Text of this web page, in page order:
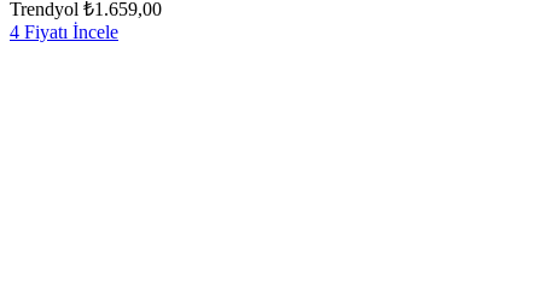
Trendyol ₺1.659,00
4 Fiyatı İncele